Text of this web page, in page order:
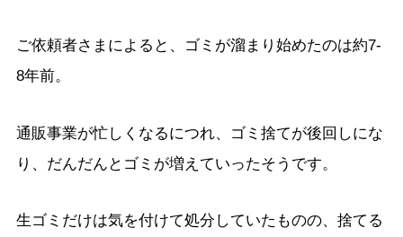
ご依頼者さまによると、ゴミが溜まり始めたのは約7-
8年前。
通販事業が忙しくなるにつれ、ゴミ捨てが後回しにな
り、だんだんとゴミが増えていったそうです。
生ゴミだけは気を付けて処分していたものの、捨てる